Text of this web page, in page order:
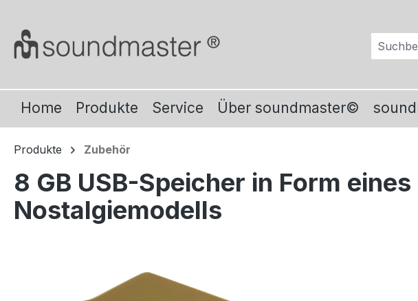
Home Produkte Service Über soundmaster©
Produkte Zubehör
8 GB USB-Speicher in Form
Nostalgiemodells
Bildergalerie überspringen